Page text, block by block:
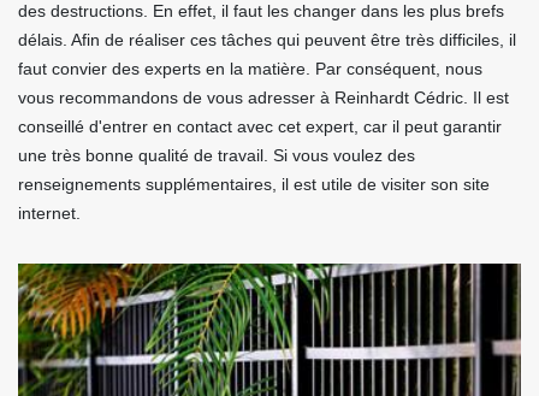
des destructions. En effet, il faut les changer dans les plus brefs
délais. Afin de réaliser ces tâches qui peuvent être très difficiles, il
faut convier des experts en la matière. Par conséquent, nous
vous recommandons de vous adresser à Reinhardt Cédric. Il est
conseillé d'entrer en contact avec cet expert, car il peut garantir
une très bonne qualité de travail. Si vous voulez des
renseignements supplémentaires, il est utile de visiter son site
internet.